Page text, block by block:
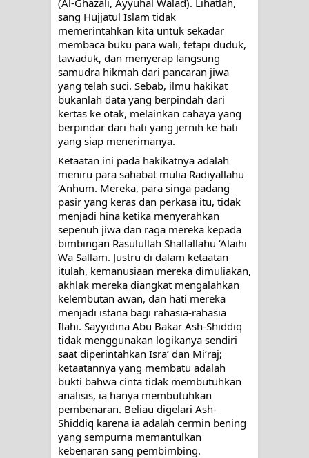
SYUHUD, DAN MANUNGGALING
KAWULA GUSTI
WAHDATUL WUJUD ITU APA..??
SUFI
(Al-Ghazali, Ayyuhal Walad). Lihatlah,
sang Hujjatul Islam tidak
memerintahkan kita untuk sekadar
membaca buku para wali, tetapi duduk,
tawaduk, dan menyerap langsung
samudra hikmah dari pancaran jiwa
yang telah suci. Sebab, ilmu hakikat
bukanlah data yang berpindah dari
kertas ke otak, melainkan cahaya yang
berpindar dari hati yang jernih ke hati
yang siap menerimanya.
Ketaatan ini pada hakikatnya adalah
meniru para sahabat mulia Radiyallahu
‘Anhum. Mereka, para singa padang
pasir yang keras dan perkasa itu, tidak
menjadi hina ketika menyerahkan
sepenuh jiwa dan raga mereka kepada
bimbingan Rasulullah Shallallahu ‘Alaihi
Wa Sallam. Justru di dalam ketaatan
itulah, kemanusiaan mereka dimuliakan,
akhlak mereka diangkat mengalahkan
kelembutan awan, dan hati mereka
menjadi istana bagi rahasia-rahasia
Ilahi. Sayyidina Abu Bakar Ash-Shiddiq
tidak menggunakan logikanya sendiri
saat diperintahkan Isra’ dan Mi’raj;
ketaatannya yang membatu adalah
bukti bahwa cinta tidak membutuhkan
analisis, ia hanya membutuhkan
pembenaran. Beliau digelari Ash-
Shiddiq karena ia adalah cermin bening
yang sempurna memantulkan
kebenaran sang pembimbing.